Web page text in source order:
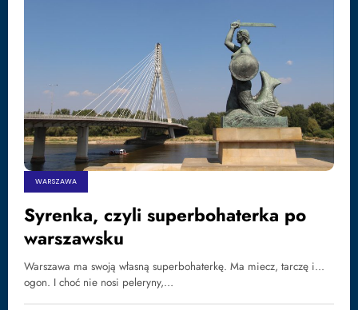
WARSZAWA
Syrenka, czyli superbohaterka po
warszawsku
Warszawa ma swoją własną superbohaterkę. Ma miecz, tarczę i...
ogon. I choć nie nosi peleryny,…